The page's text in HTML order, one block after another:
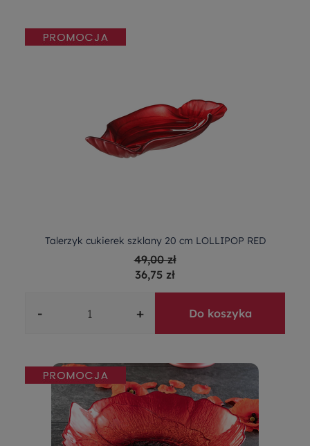
Talerzyk cukierek szklany 20 cm LOLLIPOP RED
49,00 zł
36,75 zł
- + Do koszyka